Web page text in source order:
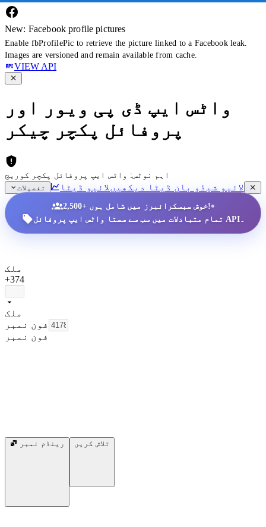
New: Facebook profile pictures
Enable fbProfilePic to retrieve the picture linked to a Facebook leak.
Images are versioned and remain available from cache.
VIEW API
واٹس ایپ ڈی پی ویور اور
پروفائل پکچر چیکر
اہم نوٹس: واٹس ایپ پروفائل پکچر کوریج
تفصیلات
لائیو شیڈو بان ڈیٹا دیکھیں لائیو ڈیٹا
2,500+ خوش سبسکرائبرز میں شامل ہوں!•
تمام متبادلات میں سب سے سستا واٹس ایپ پروفائل API۔
ملک
+374
ملک
فون نمبر
فون نمبر
رینڈم نمبر تلاش کریں